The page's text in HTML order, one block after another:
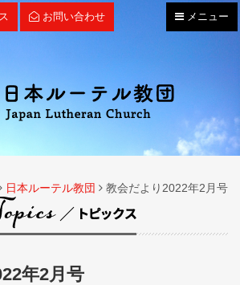
ナ
ビ
メニュー
お問い合わせ
日本ルーテル教団 教会だより2022年2月号
年2月号